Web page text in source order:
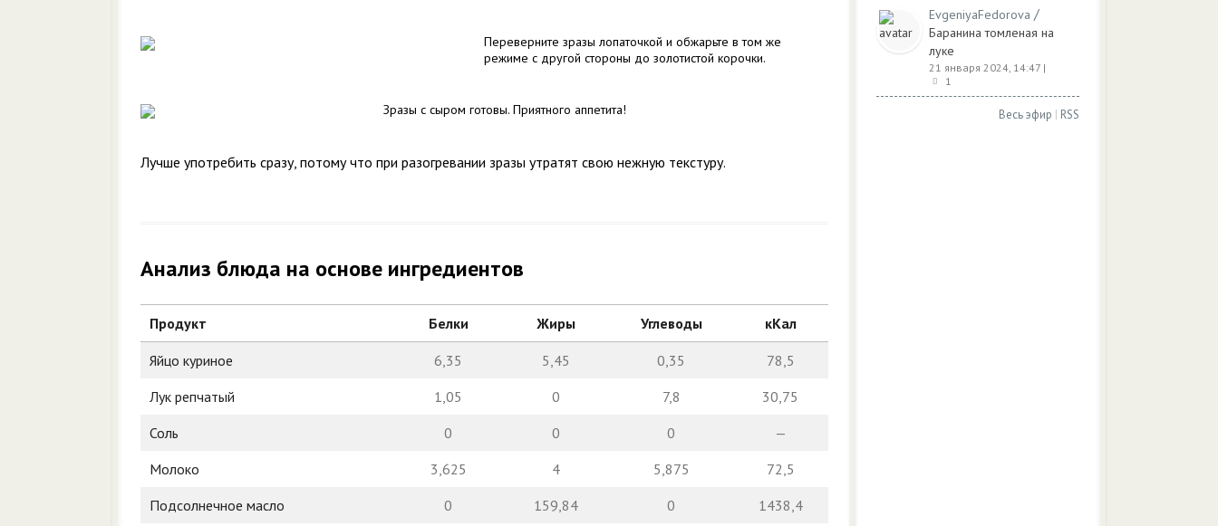
Переверните зразы лопаточкой и обжарьте в том же
режиме с другой стороны до золотистой корочки.
Зразы с сыром готовы. Приятного аппетита!
Лучше употребить сразу, потому что при разогревании зразы утратят свою нежную текстуру.
Анализ блюда на основе ингредиентов
Продукт Белки Жиры Углеводы кКал
Яйцо куриное 6,35 5,45 0,35
78,5
Лук репчатый
1,05 0 7,8
30,75
Соль
0 0 0
—
Молоко
3,625 4 5,875
72,5
Подсолнечное масло
0 159,84 0
1438,4
EvgeniyaFedorova /
Баранина томленая на
луке
21 января 2024, 14:47 |
1
Весь эфир | RSS